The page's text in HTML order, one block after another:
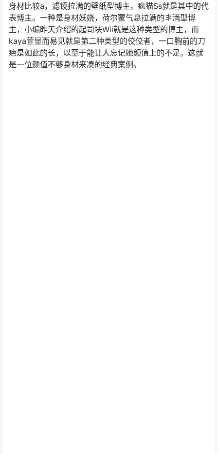
身材比较a，滤镜拉满的壁纸型博主，疯猫Ss就是其中的代
表博主。一种是身材妖娆，荷尔蒙气息拉满的丯満型博
主，小编昨天介绍的起司块Wii就是这种类型的博主，而
kaya萱显而易见就是第二种类型的佼佼者，一口胸前的刀
疤是如此的长，以至于能让人忘记她颜值上的不足，这就
是一位颜值不够身材来凑的经典案例。